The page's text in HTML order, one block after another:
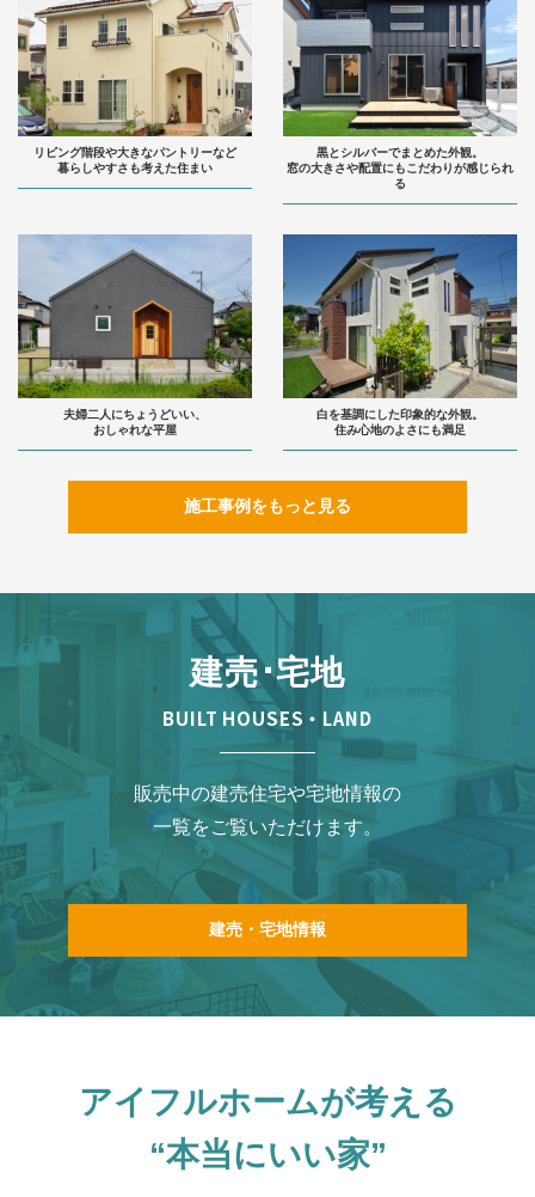
リビング階段や大きなパントリーなど
暮らしやすさも考えた住まい
黒とシルバーでまとめた外観。
窓の大きさや配置にもこだわりが感じられ
る
夫婦二人にちょうどいい、
おしゃれな平屋
白を基調にした印象的な外観。
住み心地のよさにも満足
施工事例をもっと見る
建売･宅地
BUILT HOUSES・LAND
販売中の建売住宅や宅地情報の
一覧をご覧いただけます。
建売・宅地情報
アイフルホームが考える
“本当にいい家”